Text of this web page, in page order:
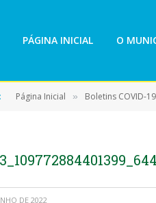
PÁGINA INICIAL O
Página Inicial » Boletins COVID-19
DE 2022